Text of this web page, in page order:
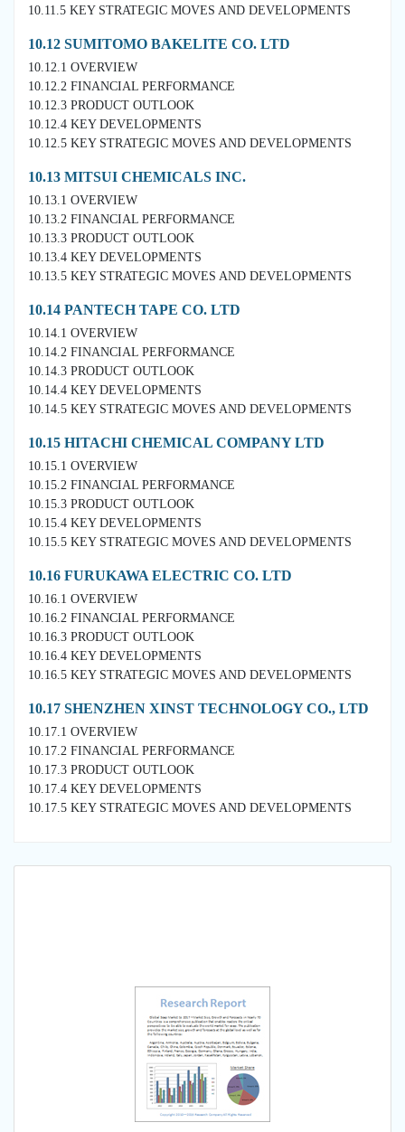
10.11.5 KEY STRATEGIC MOVES AND DEVELOPMENTS
10.12 SUMITOMO BAKELITE CO. LTD
10.12.1 OVERVIEW
10.12.2 FINANCIAL PERFORMANCE
10.12.3 PRODUCT OUTLOOK
10.12.4 KEY DEVELOPMENTS
10.12.5 KEY STRATEGIC MOVES AND DEVELOPMENTS
10.13 MITSUI CHEMICALS INC.
10.13.1 OVERVIEW
10.13.2 FINANCIAL PERFORMANCE
10.13.3 PRODUCT OUTLOOK
10.13.4 KEY DEVELOPMENTS
10.13.5 KEY STRATEGIC MOVES AND DEVELOPMENTS
10.14 PANTECH TAPE CO. LTD
10.14.1 OVERVIEW
10.14.2 FINANCIAL PERFORMANCE
10.14.3 PRODUCT OUTLOOK
10.14.4 KEY DEVELOPMENTS
10.14.5 KEY STRATEGIC MOVES AND DEVELOPMENTS
10.15 HITACHI CHEMICAL COMPANY LTD
10.15.1 OVERVIEW
10.15.2 FINANCIAL PERFORMANCE
10.15.3 PRODUCT OUTLOOK
10.15.4 KEY DEVELOPMENTS
10.15.5 KEY STRATEGIC MOVES AND DEVELOPMENTS
10.16 FURUKAWA ELECTRIC CO. LTD
10.16.1 OVERVIEW
10.16.2 FINANCIAL PERFORMANCE
10.16.3 PRODUCT OUTLOOK
10.16.4 KEY DEVELOPMENTS
10.16.5 KEY STRATEGIC MOVES AND DEVELOPMENTS
10.17 SHENZHEN XINST TECHNOLOGY CO., LTD
10.17.1 OVERVIEW
10.17.2 FINANCIAL PERFORMANCE
10.17.3 PRODUCT OUTLOOK
10.17.4 KEY DEVELOPMENTS
10.17.5 KEY STRATEGIC MOVES AND DEVELOPMENTS